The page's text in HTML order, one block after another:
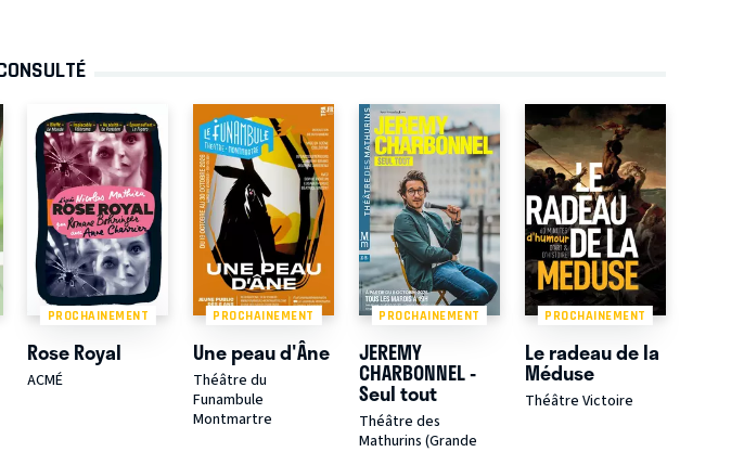
PROCHAINEMENT
Rose Royal
ACMÉ
PROCHAINEMENT
Une peau d'Âne
Théâtre du
Funambule
Montmartre
PROCHAINEMENT
JEREMY
CHARBONNEL -
Seul tout
Théâtre des
Mathurins (Grande
PROCHAINEMENT
Le radeau de la
Méduse
Théâtre Victoire